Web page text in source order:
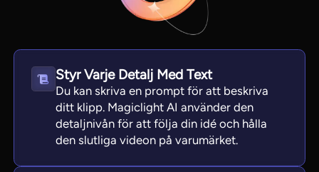
Styr Varje Detalj Med Text
Du kan skriva en prompt för att beskriva
ditt klipp. Magiclight AI använder den
detaljnivån för att följa din idé och hålla
den slutliga videon på varumärket.